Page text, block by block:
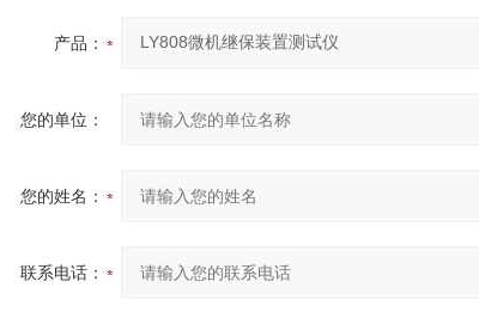
产品：
您的单位：
您的姓名：
联系电话：